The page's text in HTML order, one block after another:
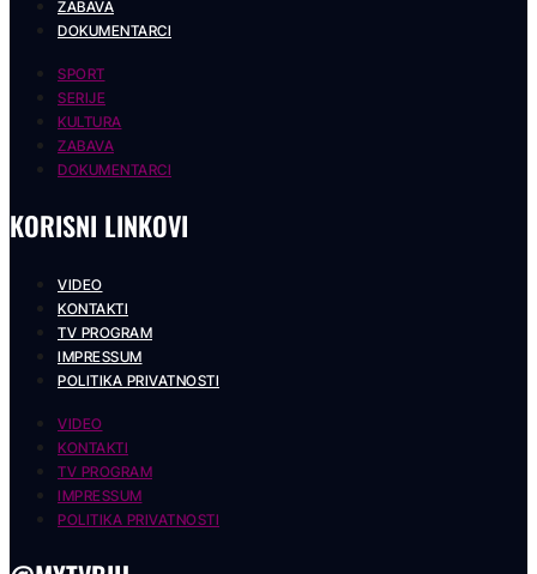
ZABAVA
DOKUMENTARCI
SPORT
SERIJE
KULTURA
ZABAVA
DOKUMENTARCI
KORISNI LINKOVI
VIDEO
KONTAKTI
TV PROGRAM
IMPRESSUM
POLITIKA PRIVATNOSTI
VIDEO
KONTAKTI
TV PROGRAM
IMPRESSUM
POLITIKA PRIVATNOSTI